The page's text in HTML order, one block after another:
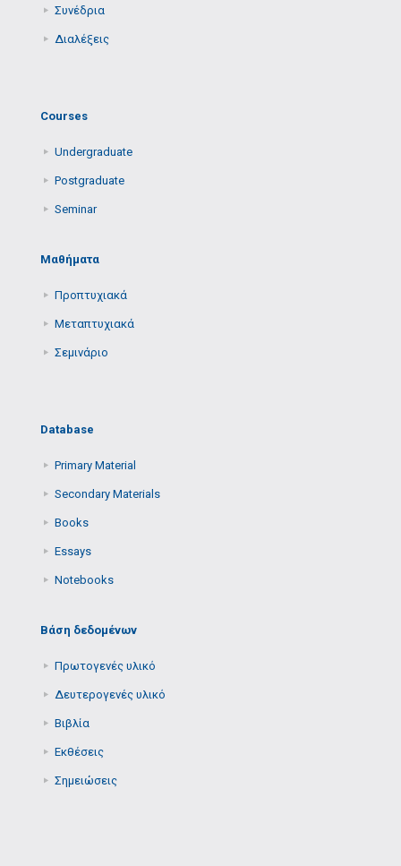
Συνέδρια
Διαλέξεις
Courses
Undergraduate
Postgraduate
Seminar
Μαθήματα
Προπτυχιακά
Μεταπτυχιακά
Σεμινάριο
Database
Primary Μaterial
Secondary Μaterials
Books
Essays
Notebooks
Βάση δεδομένων
Πρωτογενές υλικό
Δευτερογενές υλικό
Βιβλία
Εκθέσεις
Σημειώσεις